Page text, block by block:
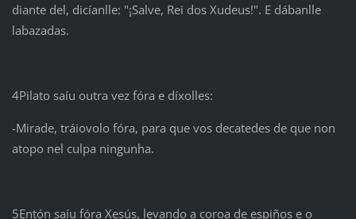
diante del, dicíanlle: "¡Salve, Rei dos Xudeus!". E dábanlle
labazadas.
4Pilato saíu outra vez fóra e díxolles:
-Mirade, tráiovolo fóra, para que vos decatedes de que non
atopo nel culpa ningunha.
5Entón saíu fóra Xesús, levando a coroa de espiños e o